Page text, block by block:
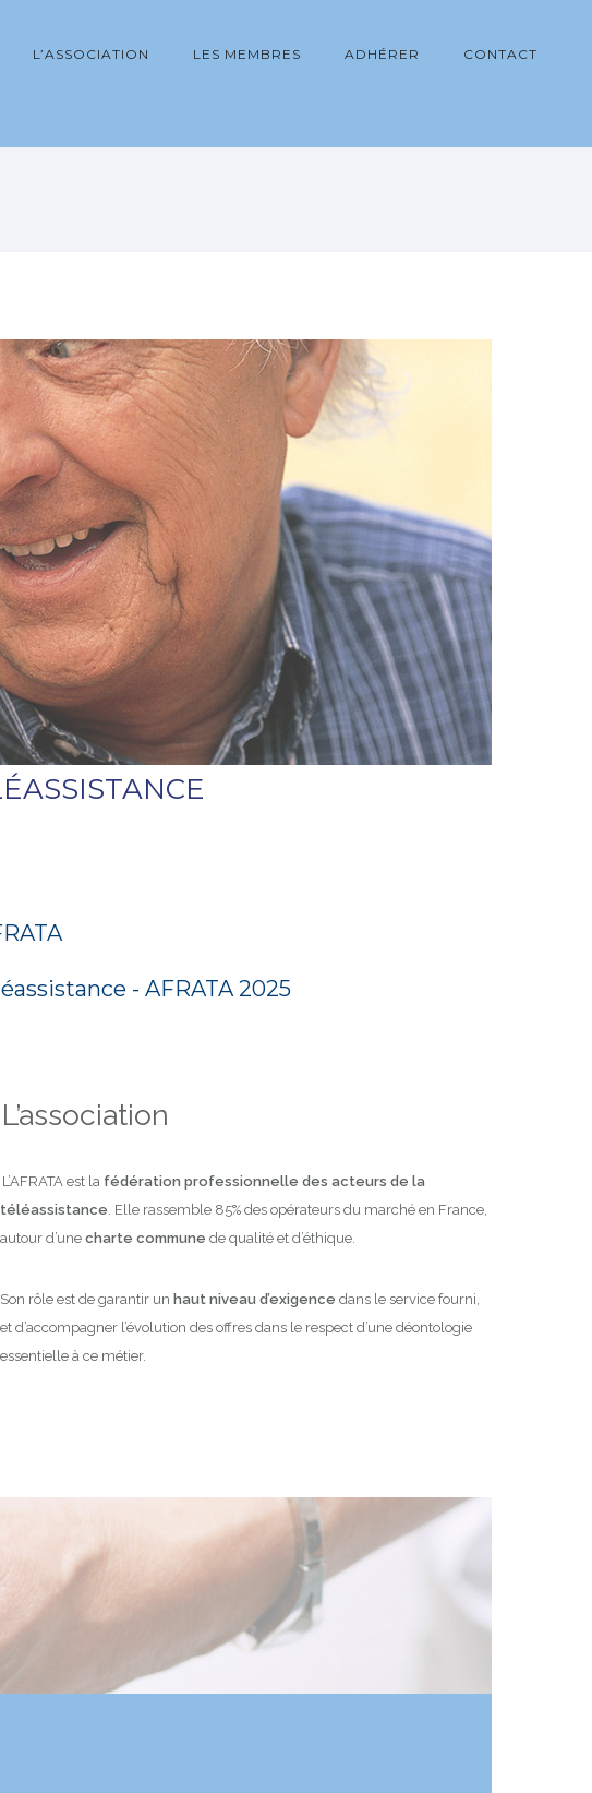
L’ASSOCIATION LES MEMBRES ADHÉRER CONTACT
- AFRATA 2025
L’association
L’AFRATA est la fédération professionnelle des acteurs de la
téléassistance . Elle rassemble 85% des opérateurs du marché en France,
autour d’une charte commune de qualité et d’éthique.
Son rôle est de garantir un haut niveau d’exigence dans le service fourni,
et d’accompagner l’évolution des offres dans le respect d’une déontologie
essentielle à ce métier.